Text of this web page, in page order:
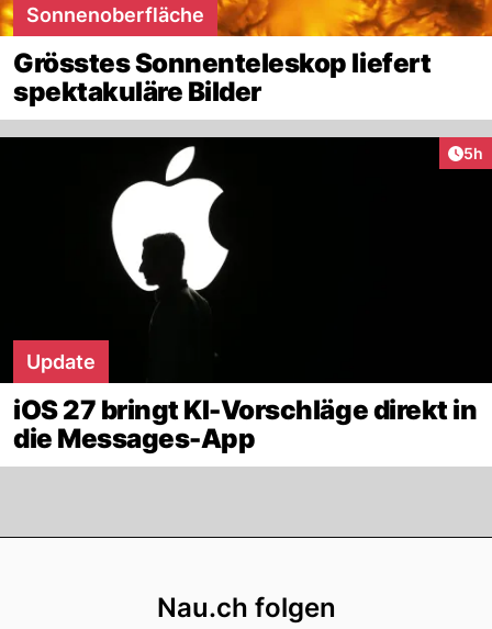
Sonnenoberfläche
Grösstes Sonnenteleskop liefert
spektakuläre Bilder
5h
Update
iOS 27 bringt KI-Vorschläge direkt in
die Messages-App
Nau.ch folgen